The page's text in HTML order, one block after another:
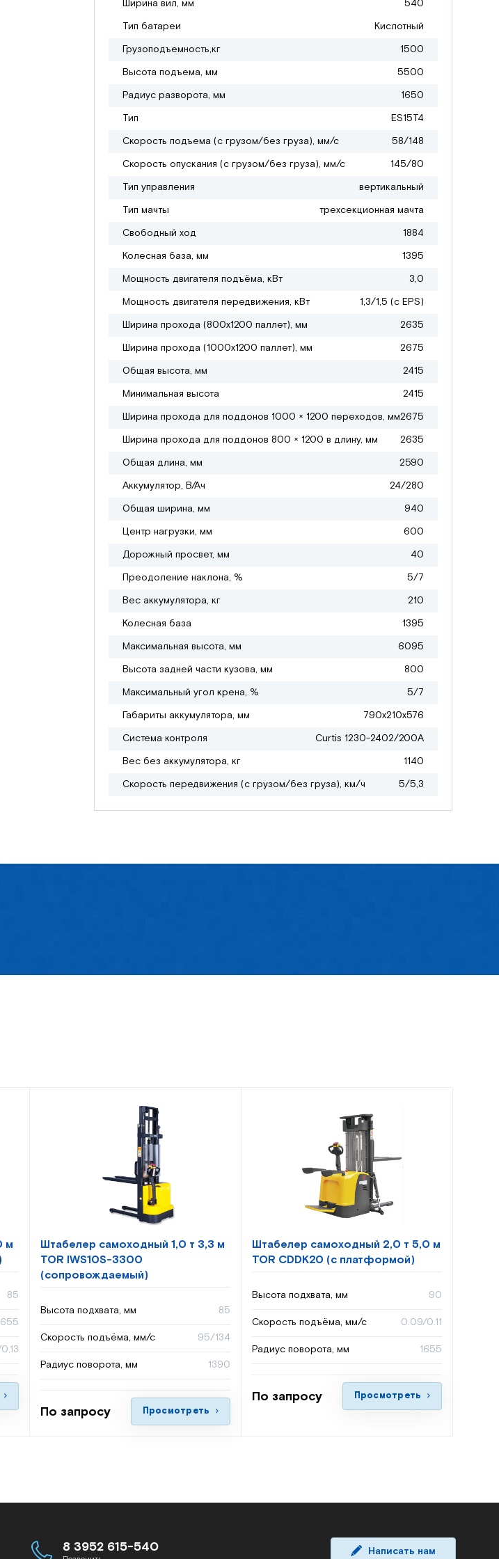
Ширина вил, мм
540
Тип батареи
Кислотный
Грузоподъемность,кг
1500
Высота подъема, мм
5500
Радиус разворота, мм
1650
Тип
ES15T4
Скорость подъема (с грузом/без груза), мм/с
58/148
Скорость опускания (с грузом/без груза), мм/с
145/80
Тип управления
вертикальный
Тип мачты
трехсекционная мачта
Свободный ход
1884
Колесная база, мм
1395
Мощность двигателя подъёма, кВт
3,0
Мощность двигателя передвижения, кВт
1,3/1,5 (с EPS)
Ширина прохода (800х1200 паллет), мм
2635
Ширина прохода (1000х1200 паллет), мм
2675
Общая высота, мм
2415
Минимальная высота
2415
Ширина прохода для поддонов 1000 × 1200 переходов, мм2675
Ширина прохода для поддонов 800 × 1200 в длину, мм
2635
Общая длина, мм
2590
Аккумулятор, В/Ач
24/280
Общая ширина, мм
940
Центр нагрузки, мм
600
Дорожный просвет, мм
40
Преодоление наклона, %
5/7
Вес аккумулятора, кг
210
Колесная база
1395
Максимальная высота, мм
6095
Высота задней части кузова, мм
800
Максимальный угол крена, %
5/7
Габариты аккумулятора, мм
790х210х576
Система контроля
Curtis 1230-2402/200A
Вес без аккумулятора, кг
1140
Скорость передвижения (с грузом/без груза), км/ч
5/5,3
м
85
Штабелер самоходный 1,0 т 3,3 м
TOR IWS10S-3300
(сопровождаемый)
Высота подхвата, мм 85
Скорость подъёма, мм/с 95/134
Радиус поворота, мм 1390
По запросу Просмотреть
Штабелер самоходный 2,0 т 5,0 м
TOR CDDK20 (с платформой)
Высота подхвата, мм 90
Скорость подъёма, мм/с 0.09/0.11
Радиус поворота, мм 1655
По запросу Просмотреть
8 3952 615-540 Написать нам